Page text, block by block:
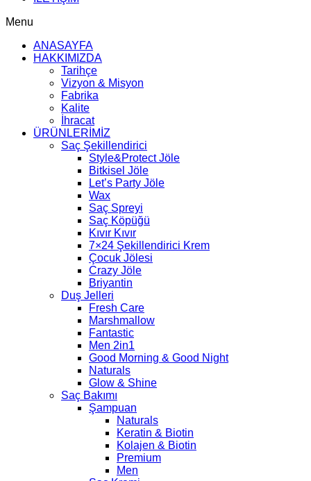
Menu
ANASAYFA
HAKKIMIZDA
Tarihçe
Vizyon & Misyon
Fabrika
Kalite
İhracat
ÜRÜNLERİMİZ
Saç Şekillendirici
Style&Protect Jöle
Bitkisel Jöle
Let’s Party Jöle
Wax
Saç Spreyi
Saç Köpüğü
Kıvır Kıvır
7×24 Şekillendirici Krem
Çocuk Jölesi
Crazy Jöle
Briyantin
Duş Jelleri
Fresh Care
Marshmallow
Fantastic
Men 2in1
Good Morning & Good Night
Naturals
Glow & Shine
Saç Bakımı
Şampuan
Naturals
Keratin & Biotin
Kolajen & Biotin
Premium
Men